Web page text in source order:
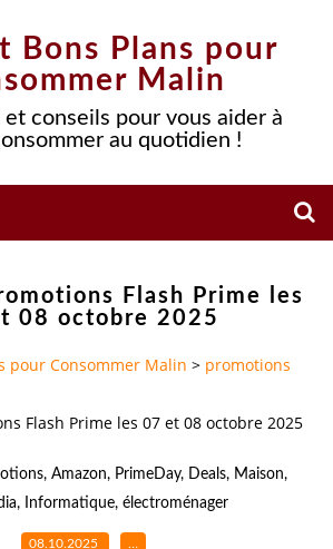
Bons Plans pour
Malin
et conseils pour vous aider à
au quotidien !
Flash Prime les
08 octobre 2025
pour Consommer Malin > promotions
Flash Prime les 07 et 08 octobre 2025
, Amazon, PrimeDay, Deals, Maison,
, Informatique, électroménager
08.10.2025 …